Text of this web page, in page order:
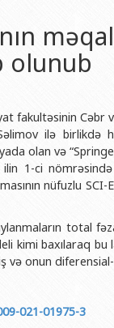
təşkili və
iş şöbəsi
əlaqələr və
və gənclər
iş
Departamenti
monitorinq
Sektoru
Tətbiqi riyaziyyat
Fizika fakültəsi
Biologiya fakültəsi
Ekologiya və
Coğrafiya fakültəsi
Filologiya fakültəsi
Tarix fakültəsi
Hüquq fakültəsi
Tətbiqi
Şəxsi
Publik
olunub
fakultəsinin Cəbr
ilə birlikdə
olan və
ilin 1-ci
nüfuzlu
total
kimi baxılaraq
və onun
021-01975-3